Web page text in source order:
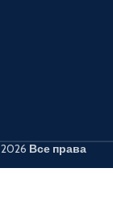
2026 Все права